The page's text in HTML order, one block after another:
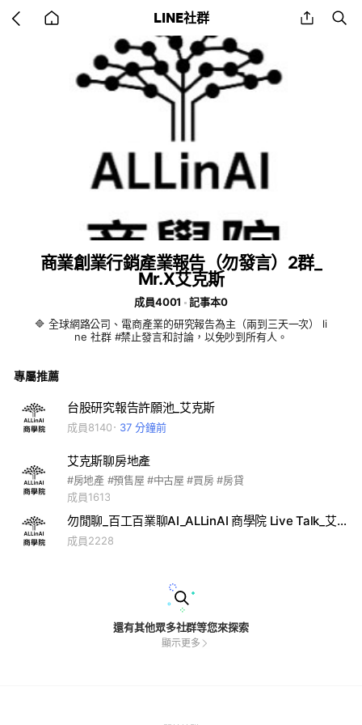
back LINE社群 share
商業創業行銷產業報告（勿發言）2群_
Mr.X艾克斯
成員4001
記事本0
🔷 全球網路公司、電商產業的研究報告為主（兩到三天一次） li
ne 社群 #禁止發言和討論，以免吵到所有人。
專屬推薦
台股研究報告許願池_艾克斯
成員8140 37 分鐘前
艾克斯聊房地產
#房地產 #預售屋 #中古屋 #買房 #房貸
成員1613
勿閒聊_百工百業聊AI_ALLinAI 商學院 Live Talk_艾克斯
成員2228
還有其他眾多社群等您來探索
顯示更多